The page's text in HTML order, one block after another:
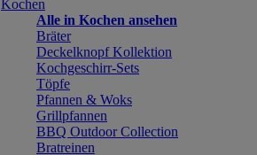
Kochen
Alle in Kochen ansehen
Bräter
Deckelknopf Kollektion
Kochgeschirr-Sets
Töpfe
Pfannen & Woks
Grillpfannen
BBQ Outdoor Collection
Bratreinen